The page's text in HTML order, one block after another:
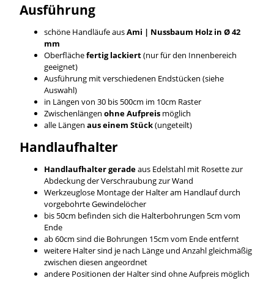
Ausführung
schöne Handläufe ausAmi | Nussbaum Holz in Ø 42
mm
Oberflächefertig lackiert(nur für den Innenbereich
geeignet)
Ausführung mit verschiedenen Endstücken (siehe
Auswahl)
in Längen von 30 bis 500cm im 10cm Raster
Zwischenlängen ohne Aufpreis möglich
alle Längen aus einem Stück(ungeteilt)
Handlaufhalter
Handlaufhalter geradeaus Edelstahl mit Rosette zur
Abdeckung der Verschraubung zur Wand
Werkzeuglose Montage der Halter am Handlauf durch
vorgebohrte Gewindelöcher
bis 50cm befinden sich die Halterbohrungen 5cm vom
Ende
ab 60cm sind die Bohrungen 15cm vom Ende entfernt
weitere Halter sind je nach Länge und Anzahl gleichmäßig
zwischen diesen angeordnet
andere Positionen der Halter sind ohne Aufpreis möglich